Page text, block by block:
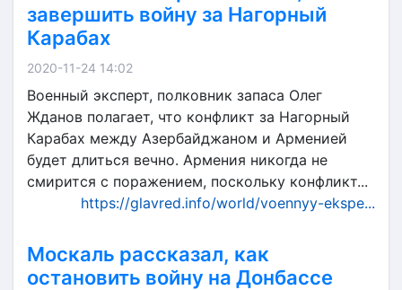
завершить войну за Нагорный
Карабах
2020-11-24 14:02
Военный эксперт, полковник запаса Олег
Жданов полагает, что конфликт за Нагорный
Карабах между Азербайджаном и Арменией
будет длиться вечно. Армения никогда не
смирится с поражением, поскольку конфликт...
https://glavred.info/world/voennyy-ekspe...
Москаль рассказал, как
остановить войну на Донбассе